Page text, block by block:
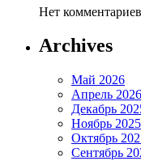
Нет
Archives
Май 2026
Апрель 2026
Декабрь
Ноябрь 2025
Октябрь
Сентябрь